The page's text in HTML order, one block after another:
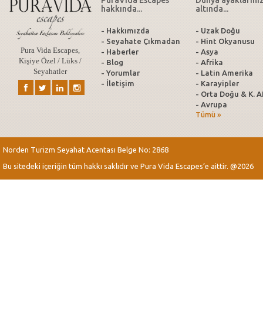
Pura Vida Escapes,
Kişiye Özel / Lüks /
Seyahatler
hakkında...
- Hakkımızda
- Seyahate Çıkmadan
- Haberler
- Blog
- Yorumlar
- İletişim
altında...
- Uzak Doğu
- Hint Okyanusu
- Asya
- Afrika
- Latin Amerika
- Karayipler
- Orta Doğu & K.
- Avrupa
Tümü »
Norden Turizm Seyahat Acentası Belge No: 2868
Bu sitedeki içeriğin tüm hakkı saklıdır ve Pura Vida Escapes’e aittir. @2026